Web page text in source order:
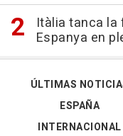
Itàlia tanca
Espanya en
ÚLTIMAS
ESPAÑA
INTERNACIONAL